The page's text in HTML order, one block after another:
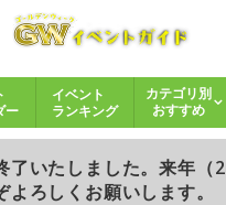
ー
イベント
ランキング
カテゴリ別
おすすめ
了いたしました。来年（
よろしくお願いします。